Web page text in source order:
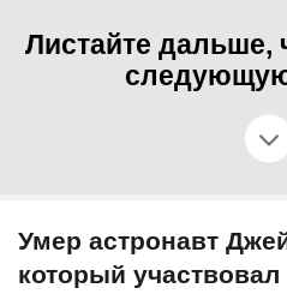
Листайте дальше,